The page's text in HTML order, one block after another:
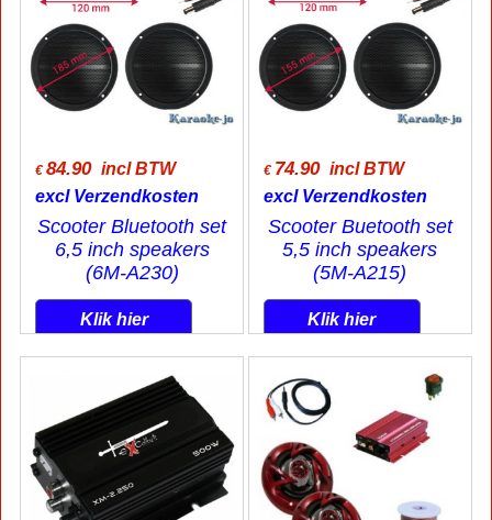
€ 84.90 incl BTW
excl Verzendkosten
Scooter Bluetooth set
6,5 inch speakers
(6M-A230)
Klik hier
€ 74.90 incl BTW
excl Verzendkosten
Scooter Buetooth set
5,5 inch speakers
(5M-A215)
Klik hier